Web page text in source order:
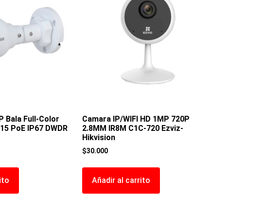
Bala Full-Color
PoE IP67 DWDR
Camara IP/WIFI HD 1MP 720P
2.8MM IR8M C1C-720 Ezviz-
Hikvision
$30.000
Añadir al carrito